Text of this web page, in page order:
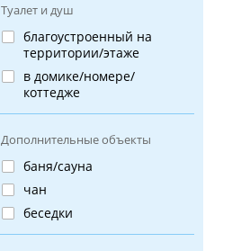
Туалет и душ
благоустроенный на
территории/этаже
в домике/номере/
коттедже
Дополнительные объекты
баня/сауна
чан
беседки